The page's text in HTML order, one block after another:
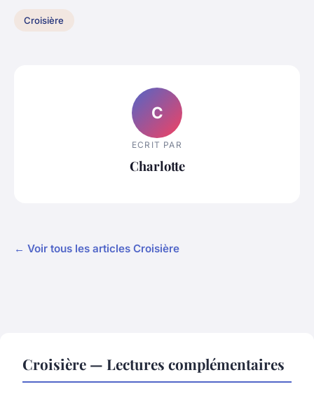
Croisière
C
ECRIT PAR
Charlotte
← Voir tous les articles Croisière
Croisière — Lectures complémentaires